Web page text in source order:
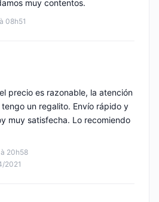
08h51
muy contentos.
20h58
2021
precio es razonable, la atención
un regalito. Envío rápido y
muy satisfecha. Lo recomiendo